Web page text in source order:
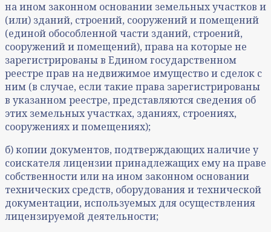
на ином законном основании земельных участков и
(или) зданий, строений, сооружений и помещений
(единой обособленной части зданий, строений,
сооружений и помещений), права на которые не
зарегистрированы в Едином государственном
реестре прав на недвижимое имущество и сделок с
ним (в случае, если такие права зарегистрированы
в указанном реестре, представляются сведения об
этих земельных участках, зданиях, строениях,
сооружениях и помещениях);
б) копии документов, подтверждающих наличие у
соискателя лицензии принадлежащих ему на праве
собственности или на ином законном основании
технических средств, оборудования и технической
документации, используемых для осуществления
лицензируемой деятельности;